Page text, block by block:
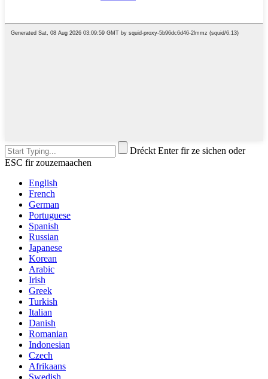
Dréckt Enter fir ze sichen oder
ESC fir zouzemaachen
English
French
German
Portuguese
Spanish
Russian
Japanese
Korean
Arabic
Irish
Greek
Turkish
Italian
Danish
Romanian
Indonesian
Czech
Afrikaans
Swedish